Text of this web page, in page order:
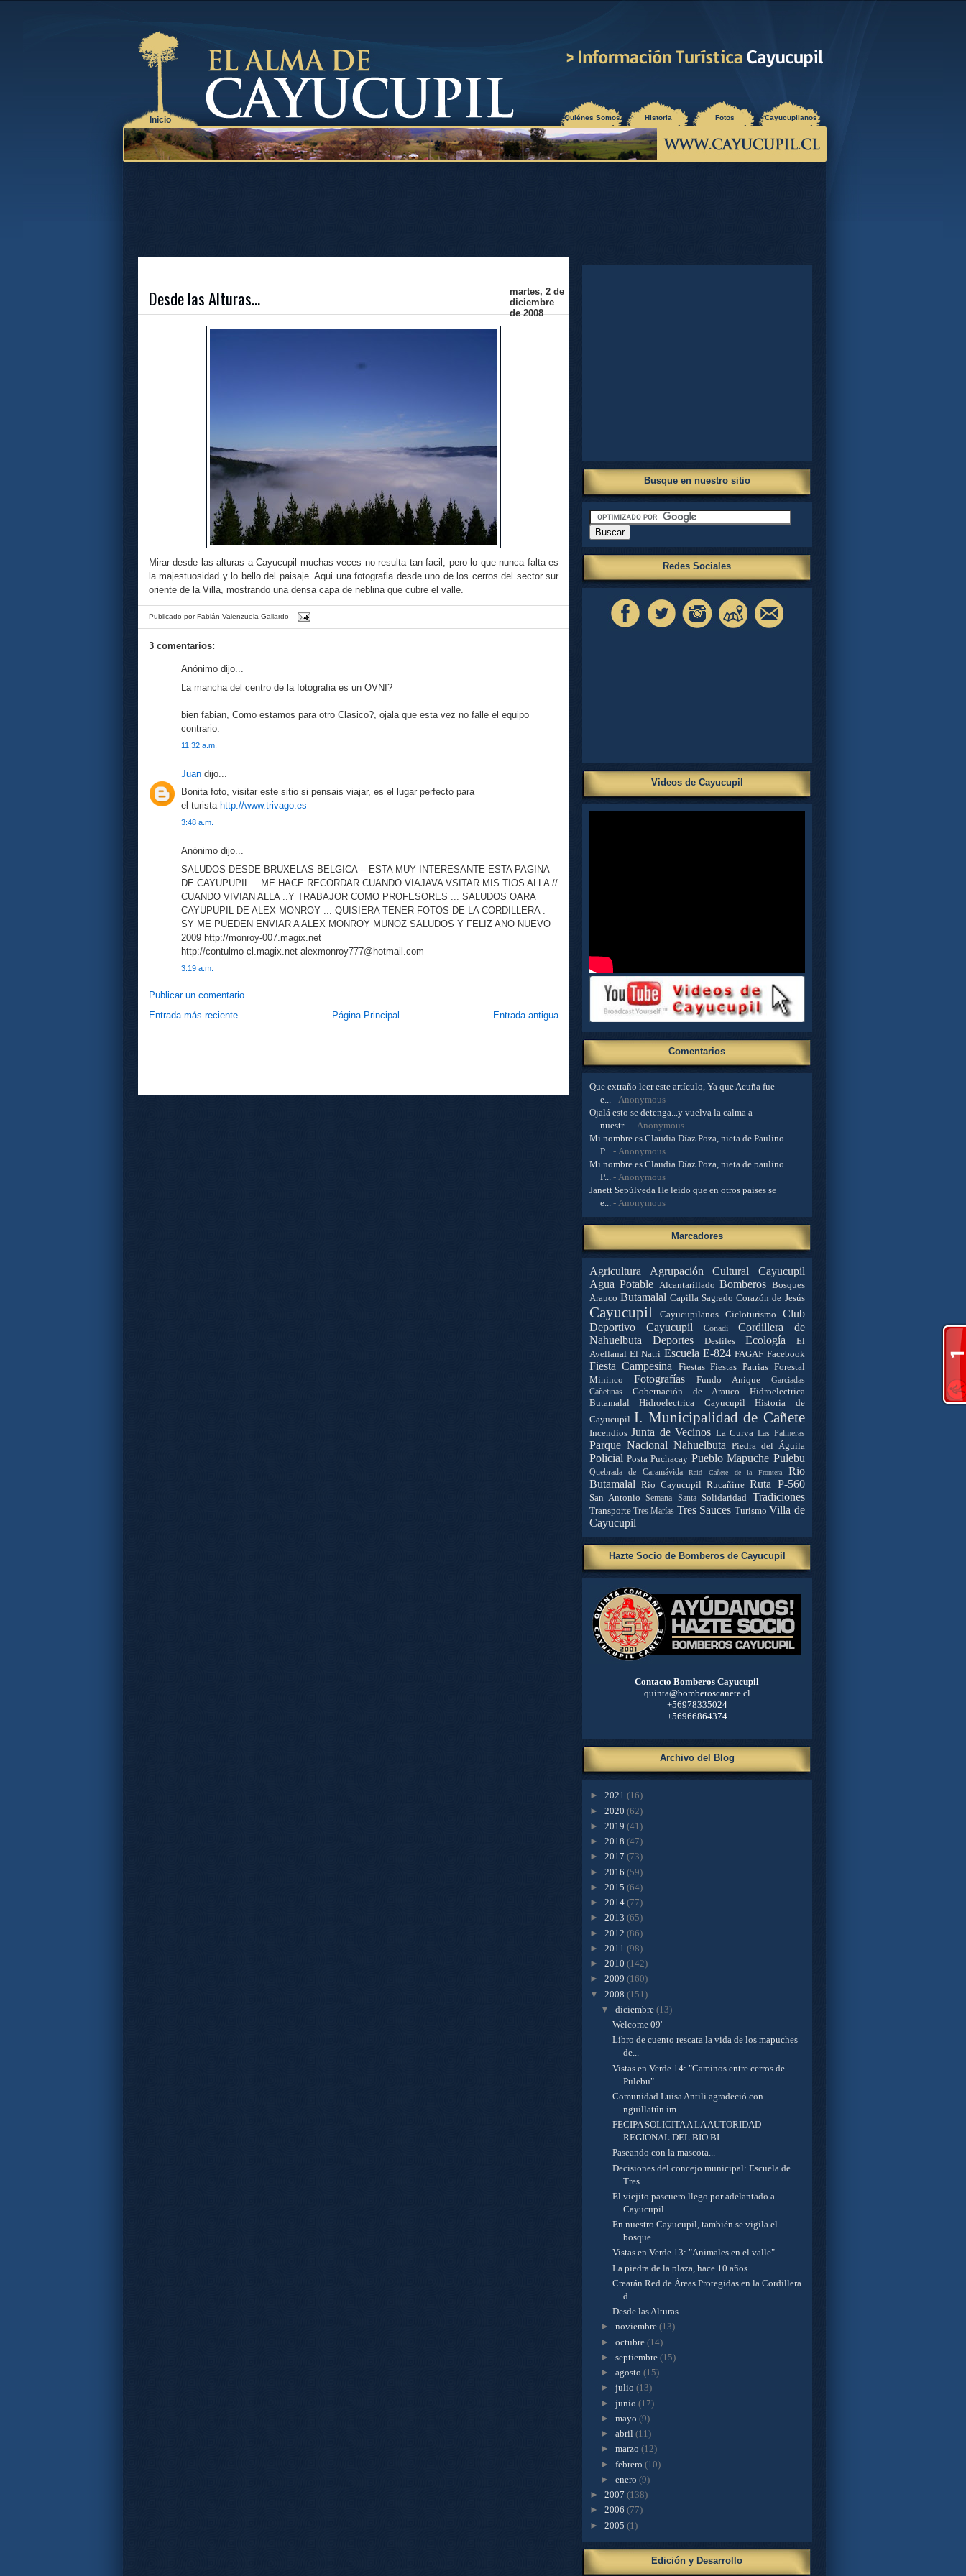
Inicio ¿Quiénes Somos? Historia Fotos Cayucupilanos
martes, 2 de
diciembre
de 2008
Desde las Alturas...
Mirar desde las alturas a Cayucupil muchas veces no resulta tan facil, pero lo que nunca falta es
la majestuosidad y lo bello del paisaje. Aqui una fotografia desde uno de los cerros del sector sur
oriente de la Villa, mostrando una densa capa de neblina que cubre el valle.
Publicado por Fabián Valenzuela Gallardo
3 comentarios:
Anónimo dijo...
La mancha del centro de la fotografia es un OVNI?
bien fabian, Como estamos para otro Clasico?, ojala que esta vez no falle el equipo
contrario.
11:32 a.m.
Juan dijo...
Bonita foto, visitar este sitio si pensais viajar, es el lugar perfecto para
el turista http://www.trivago.es
3:48 a.m.
Anónimo dijo...
SALUDOS DESDE BRUXELAS BELGICA -- ESTA MUY INTERESANTE ESTA PAGINA
DE CAYUPUPIL .. ME HACE RECORDAR CUANDO VIAJAVA VSITAR MIS TIOS ALLA //
CUANDO VIVIAN ALLA ..Y TRABAJOR COMO PROFESORES ... SALUDOS OARA
CAYUPUPIL DE ALEX MONROY ... QUISIERA TENER FOTOS DE LA CORDILLERA .
SY ME PUEDEN ENVIAR A ALEX MONROY MUNOZ SALUDOS Y FELIZ ANO NUEVO
2009 http://monroy-007.magix.net
http://contulmo-cl.magix.net alexmonroy777@hotmail.com
3:19 a.m.
Publicar un comentario
Entrada más reciente
Entrada antigua
Página Principal
Busque en nuestro sitio
Redes Sociales
Videos de Cayucupil
Comentarios
Que extraño leer este artículo, Ya que Acuña fue
e...- Anonymous
Ojalá esto se detenga...y vuelva la calma a
nuestr...- Anonymous
Mi nombre es Claudia Díaz Poza, nieta de Paulino
P...- Anonymous
Mi nombre es Claudia Díaz Poza, nieta de paulino
P...- Anonymous
Janett Sepúlveda He leído que en otros países se
e...- Anonymous
Marcadores
Agricultura
Agrupación Cultural Cayucupil
Agua Potable Alcantarillado Bomberos Bosques
Arauco Butamalal Capilla Sagrado Corazón de Jesús
Cayucupil Cayucupilanos Cicloturismo
Club
Deportivo Cayucupil
Conadi
Cordillera de
Nahuelbuta
Deportes Desfiles Ecología
El
Avellanal El Natri Escuela E-824 FAGAF Facebook
Fiesta Campesina Fiestas Fiestas Patrias Forestal
Mininco
Fotografías Fundo Anique
Garciadas
Cañetinas
Gobernación de Arauco
Hidroelectrica
Butamalal
Hidroelectrica Cayucupil
Historia de
Cayucupil I. Municipalidad de Cañete
Incendios Junta de Vecinos La Curva Las Palmeras
Parque Nacional Nahuelbuta Piedra del Águila
Policial Posta Puchacay Pueblo Mapuche Pulebu
Quebrada de Caramávida Raid Cañete de la Frontera
Rio
Butamalal Rio Cayucupil Rucañirre Ruta P-560
San Antonio Semana Santa Solidaridad Tradiciones
Transporte Tres Marías Tres Sauces Turismo Villa de
Cayucupil
Hazte Socio de Bomberos de Cayucupil
Contacto Bomberos Cayucupil
quinta@bomberoscanete.cl
+56978335024
+56966864374
Archivo del Blog
► 2021 (16)
► 2020 (62)
► 2019 (41)
► 2018 (47)
► 2017 (73)
► 2016 (59)
► 2015 (64)
► 2014 (77)
► 2013 (65)
► 2012 (86)
► 2011 (98)
► 2010 (142)
► 2009 (160)
▼ 2008 (151)
▼diciembre(13)
Welcome 09'
Libro de cuento rescata la vida de los mapuches
de...
Vistas en Verde 14: "Caminos entre cerros de
Pulebu"
Comunidad Luisa Antili agradeció con
nguillatún im...
FECIPA SOLICITA A LA AUTORIDAD
REGIONAL DEL BIO BI...
Paseando con la mascota...
Decisiones del concejo municipal: Escuela de
Tres ...
El viejito pascuero llego por adelantado a
Cayucupil
En nuestro Cayucupil, también se vigila el
bosque.
Vistas en Verde 13: "Animales en el valle"
La piedra de la plaza, hace 10 años...
Crearán Red de Áreas Protegidas en la Cordillera
d...
Desde las Alturas...
►noviembre(13)
►octubre(14)
►septiembre(15)
►agosto(15)
►julio(13)
►junio(17)
►mayo(9)
►abril(11)
►marzo(12)
►febrero(10)
►enero(9)
► 2007 (138)
► 2006 (77)
► 2005 (1)
Edición y Desarrollo